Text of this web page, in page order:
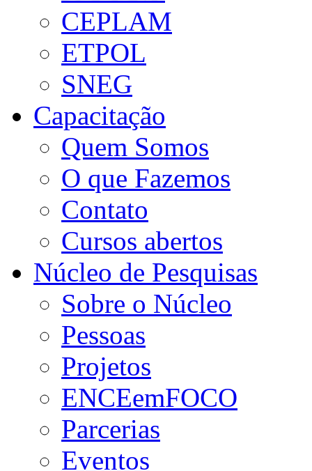
CEPLAM
ETPOL
SNEG
Capacitação
Quem Somos
O que Fazemos
Contato
Cursos abertos
Núcleo de Pesquisas
Sobre o Núcleo
Pessoas
Projetos
ENCEemFOCO
Parcerias
Eventos